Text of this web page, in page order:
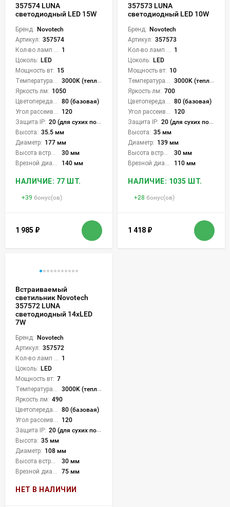
357574 LUNA
светодиодный LED 15W
Бренд: Novotech
Артикул: 357574
1
Цоколь: LED
Мощность вт: 15
3000K (теплый)
Яркость лм: 1050
80 (базовая)
120
Защита IP: 20 (для сухих пом.)
Высота: 35.5 мм
Диаметр: 177 мм
30 мм
140 мм
НАЛИЧИЕ: 77 ШТ.
+39 бонус(ов)
1 985 ₽
357573 LUNA
светодиодный LED 10W
Бренд: Novotech
Артикул: 357573
1
Цоколь: LED
Мощность вт: 10
3000K (теплый)
Яркость лм: 700
80 (базовая)
120
Защита IP: 20 (для сухих пом.)
Высота: 35 мм
Диаметр: 139 мм
30 мм
110 мм
НАЛИЧИЕ: 1035 ШТ.
+28 бонус(ов)
1 418 ₽
Встраиваемый
светильник Novotech
357572 LUNA
светодиодный 14xLED
7W
Бренд: Novotech
Артикул: 357572
1
Цоколь: LED
Мощность вт: 7
3000K (теплый)
Яркость лм: 490
80 (базовая)
120
Защита IP: 20 (для сухих пом.)
Высота: 35 мм
Диаметр: 108 мм
30 мм
75 мм
НЕТ В НАЛИЧИИ